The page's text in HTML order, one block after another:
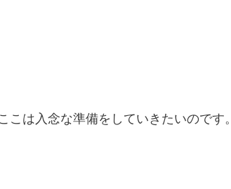
は入念な準備をしていきたいのです。